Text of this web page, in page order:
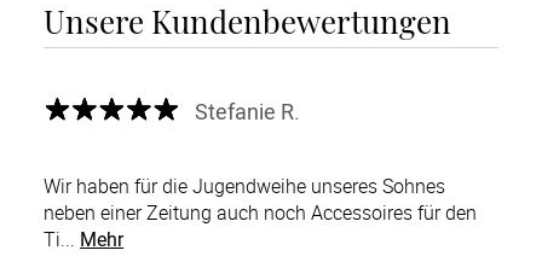
Unsere Kundenbewertungen
Stefanie R.
Wir haben für die Jugendweihe unseres Sohnes
neben einer Zeitung auch noch Accessoires für den
Ti... Mehr